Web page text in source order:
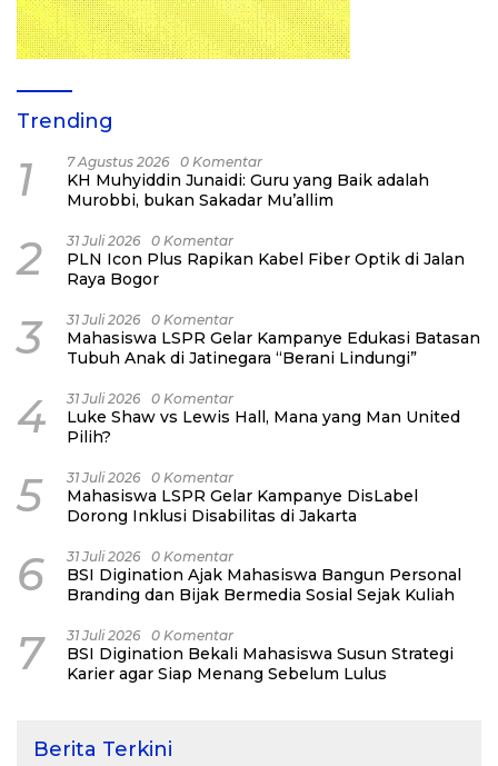
Trending
1 7 Agustus 2026 0 Komentar
KH Muhyiddin Junaidi: Guru yang Baik adalah
Murobbi, bukan Sakadar Mu’allim
2 31 Juli 2026 0 Komentar
PLN Icon Plus Rapikan Kabel Fiber Optik di Jalan
Raya Bogor
3 31 Juli 2026 0 Komentar
Mahasiswa LSPR Gelar Kampanye Edukasi Batasan
Tubuh Anak di Jatinegara “Berani Lindungi”
4 31 Juli 2026 0 Komentar
Luke Shaw vs Lewis Hall, Mana yang Man United
Pilih?
5 31 Juli 2026 0 Komentar
Mahasiswa LSPR Gelar Kampanye DisLabel
Dorong Inklusi Disabilitas di Jakarta
6 31 Juli 2026 0 Komentar
BSI Digination Ajak Mahasiswa Bangun Personal
Branding dan Bijak Bermedia Sosial Sejak Kuliah
7 31 Juli 2026 0 Komentar
BSI Digination Bekali Mahasiswa Susun Strategi
Karier agar Siap Menang Sebelum Lulus
Berita Terkini